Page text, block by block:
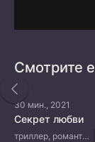
Смотрите
30 мин., 2021
Секрет любви
триллер, романтика